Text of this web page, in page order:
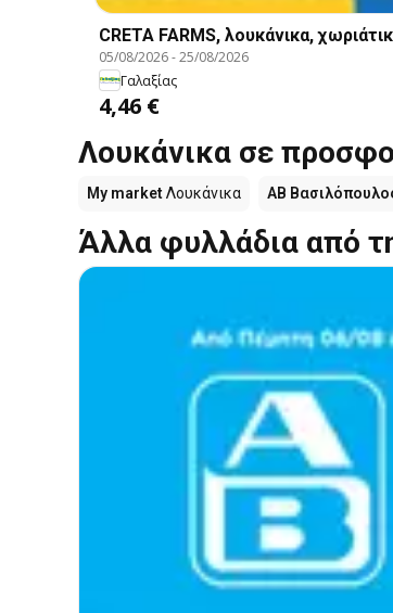
CRETA FARMS, λουκάνικα,
05/08/2026-25/08/2026
Γαλαξίας
4,46 €
Λουκάνικα σε
My marketΛουκάνικα ΑΒ
Άλλα φυλλάδια από